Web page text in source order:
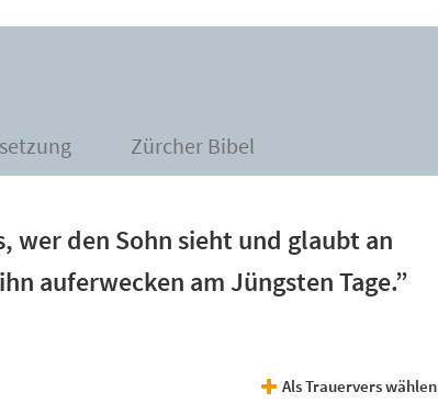
Zürcher Bibel
wer den Sohn sieht und glaubt an
auferwecken am Jüngsten Tage.”
Als Trauervers wählen